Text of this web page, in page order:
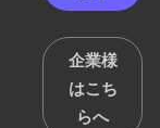
企業様
はこち
らへ